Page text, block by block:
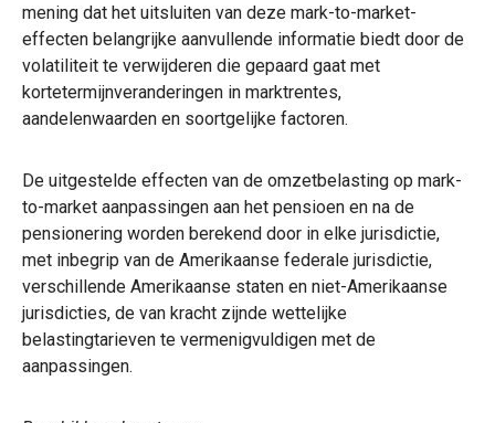
mening dat het uitsluiten van deze mark-to-market-
effecten belangrijke aanvullende informatie biedt door de
volatiliteit te verwijderen die gepaard gaat met
kortetermijnveranderingen in marktrentes,
aandelenwaarden en soortgelijke factoren.
De uitgestelde effecten van de omzetbelasting op mark-
to-market aanpassingen aan het pensioen en na de
pensionering worden berekend door in elke jurisdictie,
met inbegrip van de Amerikaanse federale jurisdictie,
verschillende Amerikaanse staten en niet-Amerikaanse
jurisdicties, de van kracht zijnde wettelijke
belastingtarieven te vermenigvuldigen met de
aanpassingen.